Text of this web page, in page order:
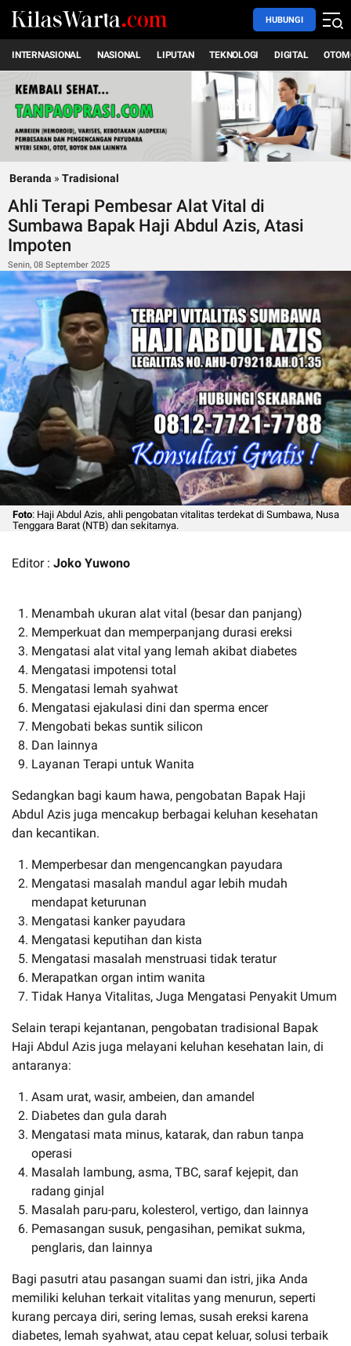
HUBUNGI
INTERNASIONAL NASIONAL LIPUTAN TEKNOLOGI DIGITAL
Beranda » Tradisional
Ahli Terapi Pembesar Alat Vital di
Sumbawa Bapak Haji Abdul Azis, Atasi
Impoten
Senin, 08 September 2025
Foto: Haji Abdul Azis, ahli pengobatan vitalitas terdekat di Sumbawa, Nusa
Tenggara Barat (NTB) dan sekitarnya.
Editor : Joko Yuwono
Menambah ukuran alat vital (besar dan panjang)
Memperkuat dan memperpanjang durasi ereksi
Mengatasi alat vital yang lemah akibat diabetes
Mengatasi impotensi total
Mengatasi lemah syahwat
Mengatasi ejakulasi dini dan sperma encer
Mengobati bekas suntik silicon
Dan lainnya
Layanan Terapi untuk Wanita
Sedangkan bagi kaum hawa, pengobatan Bapak Haji
Abdul Azis juga mencakup berbagai keluhan kesehatan
dan kecantikan.
Memperbesar dan mengencangkan payudara
Mengatasi masalah mandul agar lebih mudah
mendapat keturunan
Mengatasi kanker payudara
Mengatasi keputihan dan kista
Mengatasi masalah menstruasi tidak teratur
Merapatkan organ intim wanita
Tidak Hanya Vitalitas, Juga Mengatasi Penyakit Umum
Selain terapi kejantanan, pengobatan tradisional Bapak
Haji Abdul Azis juga melayani keluhan kesehatan lain, di
antaranya:
Asam urat, wasir, ambeien, dan amandel
Diabetes dan gula darah
Mengatasi mata minus, katarak, dan rabun tanpa
operasi
Masalah lambung, asma, TBC, saraf kejepit, dan
radang ginjal
Masalah paru-paru, kolesterol, vertigo, dan lainnya
Pemasangan susuk, pengasihan, pemikat sukma,
penglaris, dan lainnya
Bagi pasutri atau pasangan suami dan istri, jika Anda
memiliki keluhan terkait vitalitas yang menurun, seperti
kurang percaya diri, sering lemas, susah ereksi karena
diabetes, lemah syahwat, atau cepat keluar, solusi terbaik